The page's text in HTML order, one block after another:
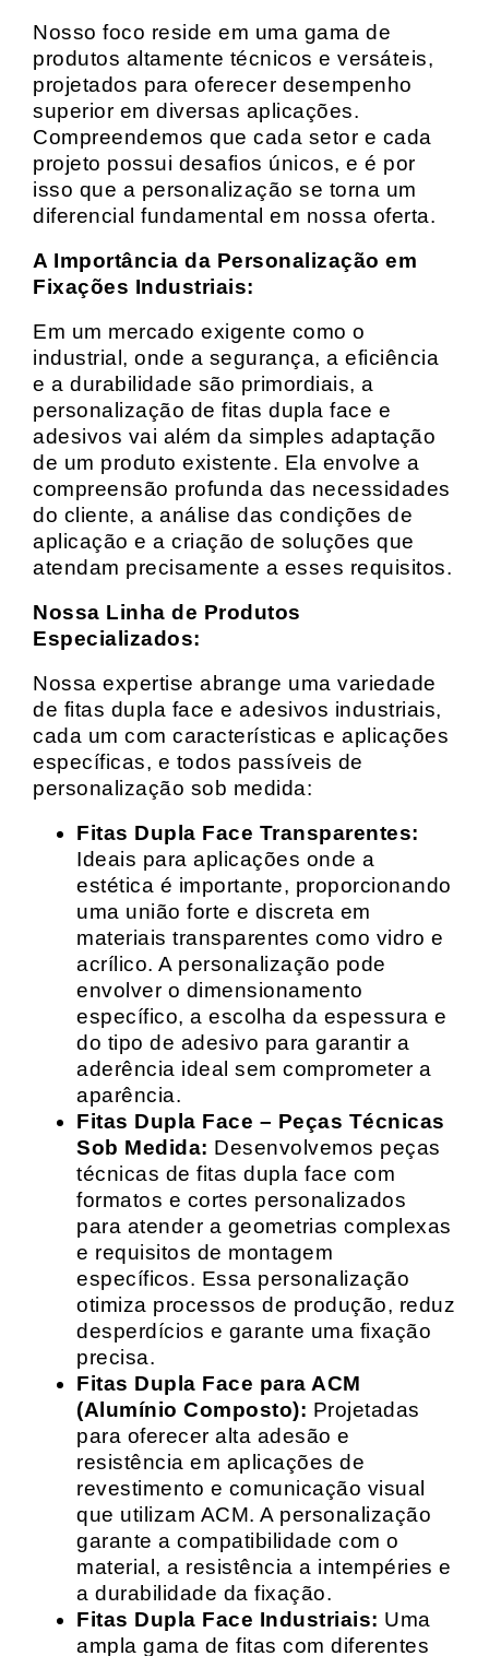
Nosso foco reside em uma gama de
produtos altamente técnicos e versáteis,
projetados para oferecer desempenho
superior em diversas aplicações.
Compreendemos que cada setor e cada
projeto possui desafios únicos, e é por
isso que a personalização se torna um
diferencial fundamental em nossa oferta.
A Importância da Personalização em
Fixações Industriais:
Em um mercado exigente como o
industrial, onde a segurança, a eficiência
e a durabilidade são primordiais, a
personalização de fitas dupla face e
adesivos vai além da simples adaptação
de um produto existente. Ela envolve a
compreensão profunda das necessidades
do cliente, a análise das condições de
aplicação e a criação de soluções que
atendam precisamente a esses requisitos.
Nossa Linha de Produtos
Especializados:
Nossa expertise abrange uma variedade
de fitas dupla face e adesivos industriais,
cada um com características e aplicações
específicas, e todos passíveis de
personalização sob medida:
Fitas Dupla Face Transparentes:
Ideais para aplicações onde a
estética é importante, proporcionando
uma união forte e discreta em
materiais transparentes como vidro e
acrílico. A personalização pode
envolver o dimensionamento
específico, a escolha da espessura e
do tipo de adesivo para garantir a
aderência ideal sem comprometer a
aparência.
Fitas Dupla Face – Peças Técnicas
Sob Medida: Desenvolvemos peças
técnicas de fitas dupla face com
formatos e cortes personalizados
para atender a geometrias complexas
e requisitos de montagem
específicos. Essa personalização
otimiza processos de produção, reduz
desperdícios e garante uma fixação
precisa.
Fitas Dupla Face para ACM
(Alumínio Composto): Projetadas
para oferecer alta adesão e
resistência em aplicações de
revestimento e comunicação visual
que utilizam ACM. A personalização
garante a compatibilidade com o
material, a resistência a intempéries e
a durabilidade da fixação.
Fitas Dupla Face Industriais: Uma
ampla gama de fitas com diferentes